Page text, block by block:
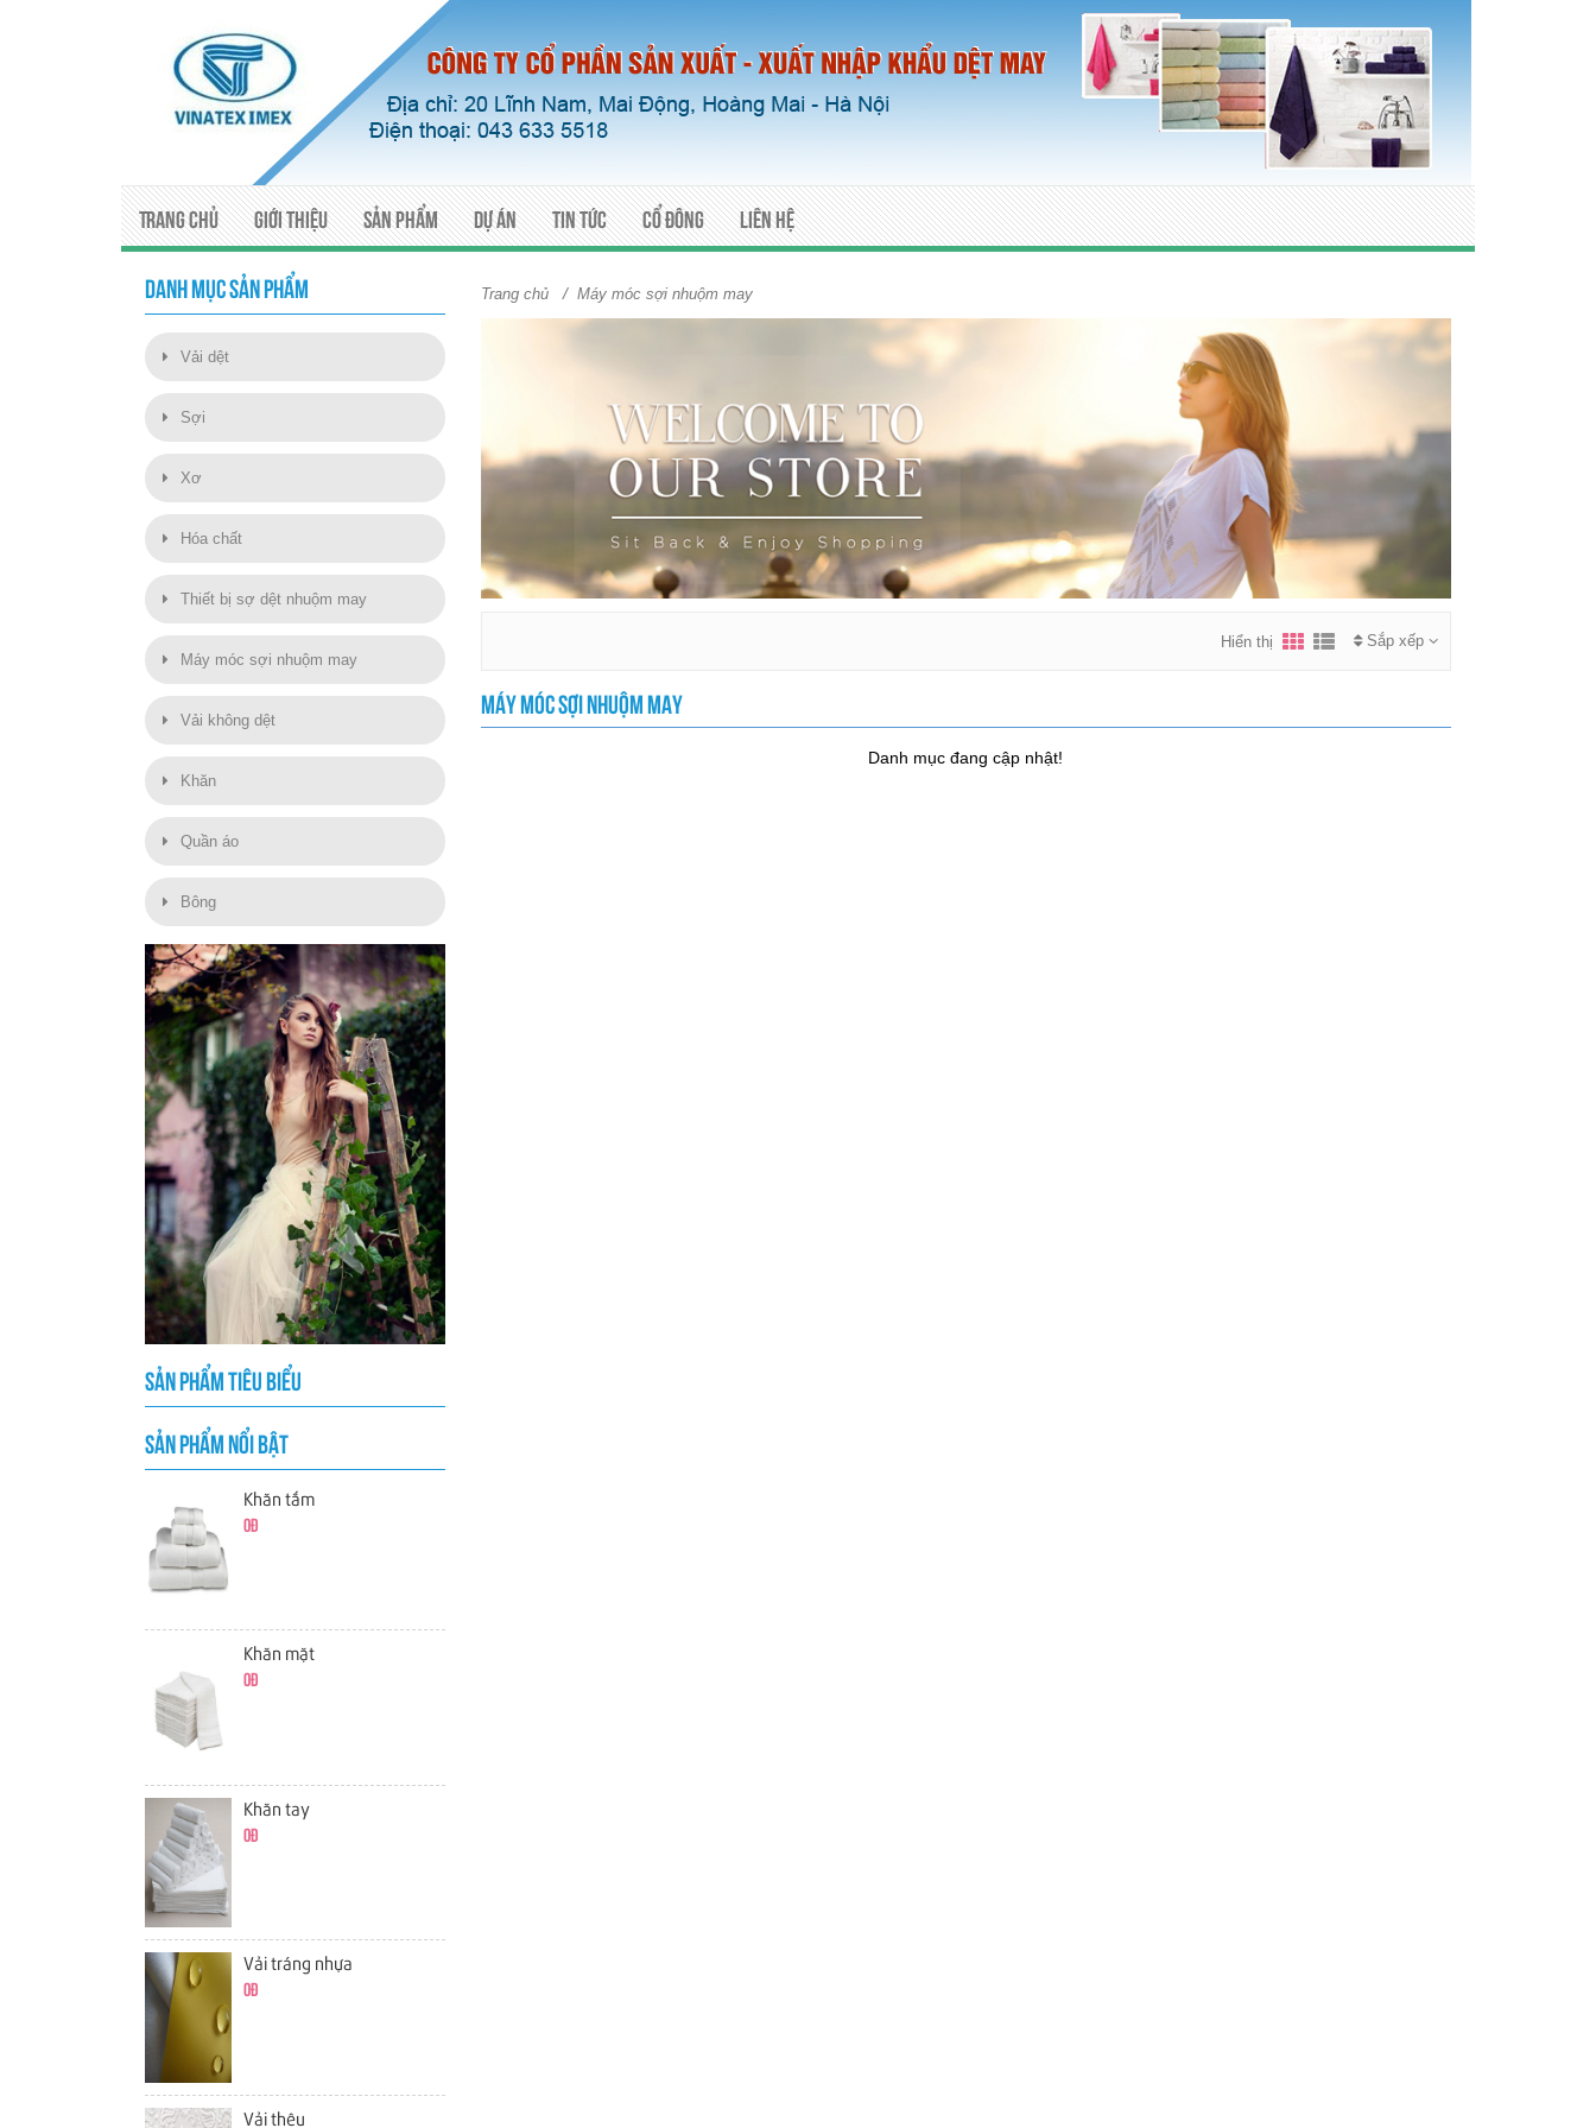
Trang chủ Giới thiệu Sản phẩm Dự án Tin tức Cổ đông Liên hệ
DANH MỤC SẢN PHẨM
Vải dệt
Sợi
Xơ
Hóa chất
Thiết bị sợ dệt nhuộm may
Máy móc sợi nhuộm may
Vải không dệt
Khăn
Quần áo
Bông
SẢN PHẨM TIÊU BIỂU
SẢN PHẨM NỔI BẬT
Khăn tắm
0đ
Khăn mặt
0đ
Khăn tay
0đ
Vải tráng nhựa
0đ
Vải thêu
Trang chủ/ Máy móc sợi nhuộm may
Sắp xếp
Hiển thị
MÁY MÓC SỢI NHUỘM MAY
Danh mục đang cập nhật!